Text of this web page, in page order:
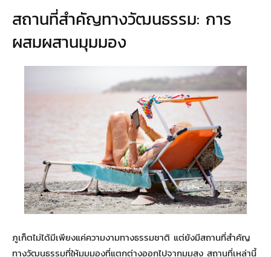
สถานที่สำคัญทางวัฒนธรรม: การ
ผสมผสานมุมมอง
ภูเก็ตไม่ได้มีเพียงแค่ความงามทางธรรมชาติ แต่ยังมีสถานที่สำคัญ
ทางวัฒนธรรมที่ให้มุมมองที่แตกต่างออกไปจากมุมสูง สถานที่เหล่านี้